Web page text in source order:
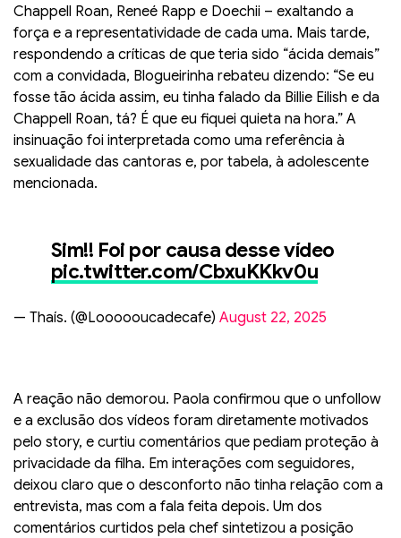
Chappell Roan, Reneé Rapp e Doechii – exaltando a
força e a representatividade de cada uma. Mais tarde,
respondendo a críticas de que teria sido “ácida demais”
com a convidada, Blogueirinha rebateu dizendo: “Se eu
fosse tão ácida assim, eu tinha falado da Billie Eilish e da
Chappell Roan, tá? É que eu fiquei quieta na hora.” A
insinuação foi interpretada como uma referência à
sexualidade das cantoras e, por tabela, à adolescente
mencionada.
Sim!! Foi por causa desse vídeo
pic.twitter.com/CbxuKKkv0u
— Thaís. (@Loooooucadecafe) August 22, 2025
A reação não demorou. Paola confirmou que o unfollow
e a exclusão dos vídeos foram diretamente motivados
pelo story, e curtiu comentários que pediam proteção à
privacidade da filha. Em interações com seguidores,
deixou claro que o desconforto não tinha relação com a
entrevista, mas com a fala feita depois. Um dos
comentários curtidos pela chef sintetizou a posição